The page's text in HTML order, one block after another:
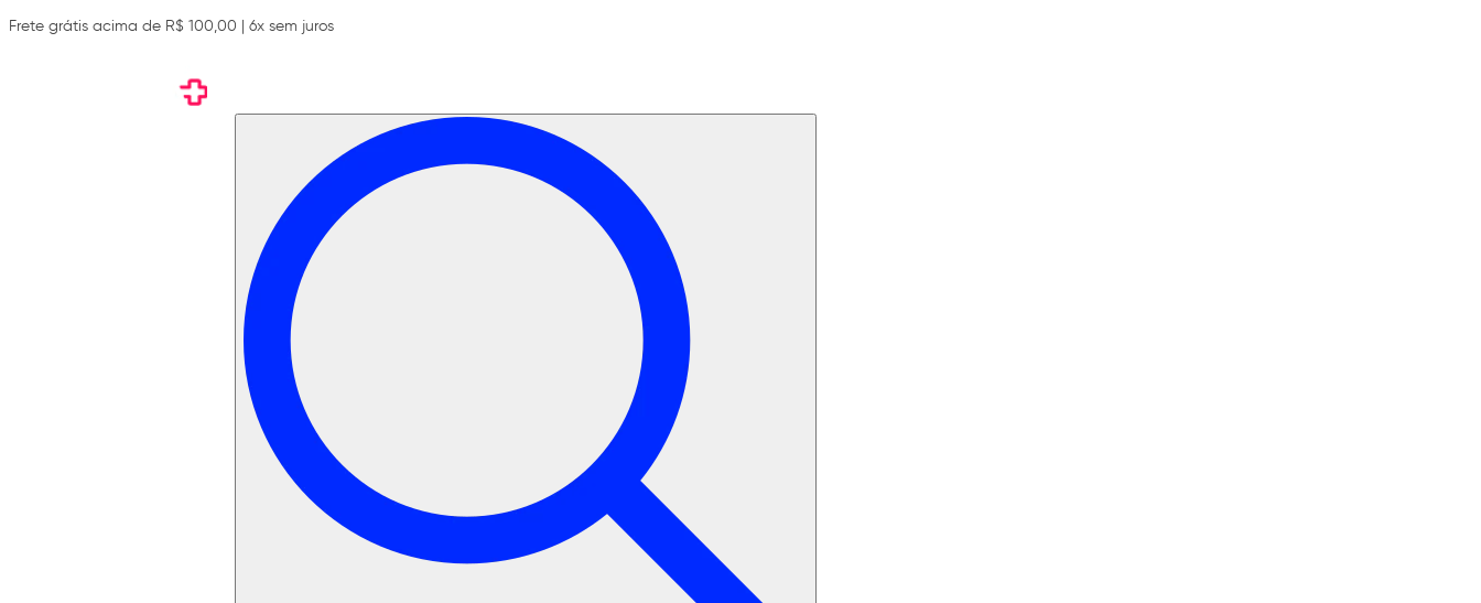
Frete grátis acima de R$ 100,00 | 6x sem juros